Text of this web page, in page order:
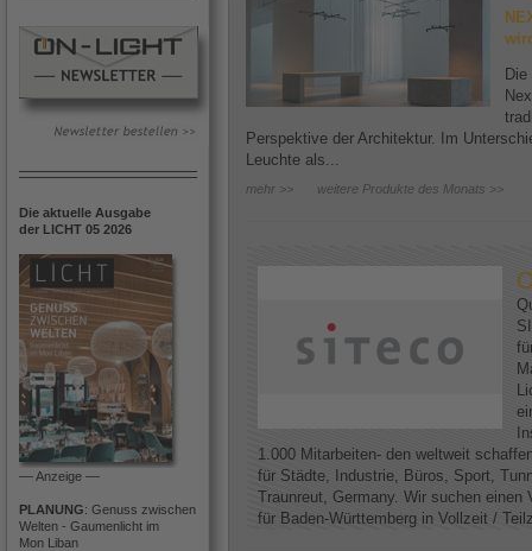
Die aktuelle Ausgabe
der LICHT 05 2026
–– Anzeige ––
PLANUNG: Genuss zwischen
Welten - Gaumenlicht im
Mon Liban
Perspektive der Architektur. Im
Leuchte als...
mehr >> weitere Produkte des Monats >>
1.000 Mitarbeiten- den weltweit
für Städte, Industrie, Büros, Sport,
Traunreut, Germany. Wir suchen einen
für Baden-Württemberg in Vollzeit /